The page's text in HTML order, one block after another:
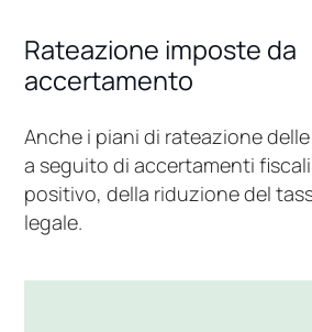
Rateazione imposte da
accertamento
Anche i piani di rateazione
a seguito di accertamenti
positivo, della riduzione del
legale.